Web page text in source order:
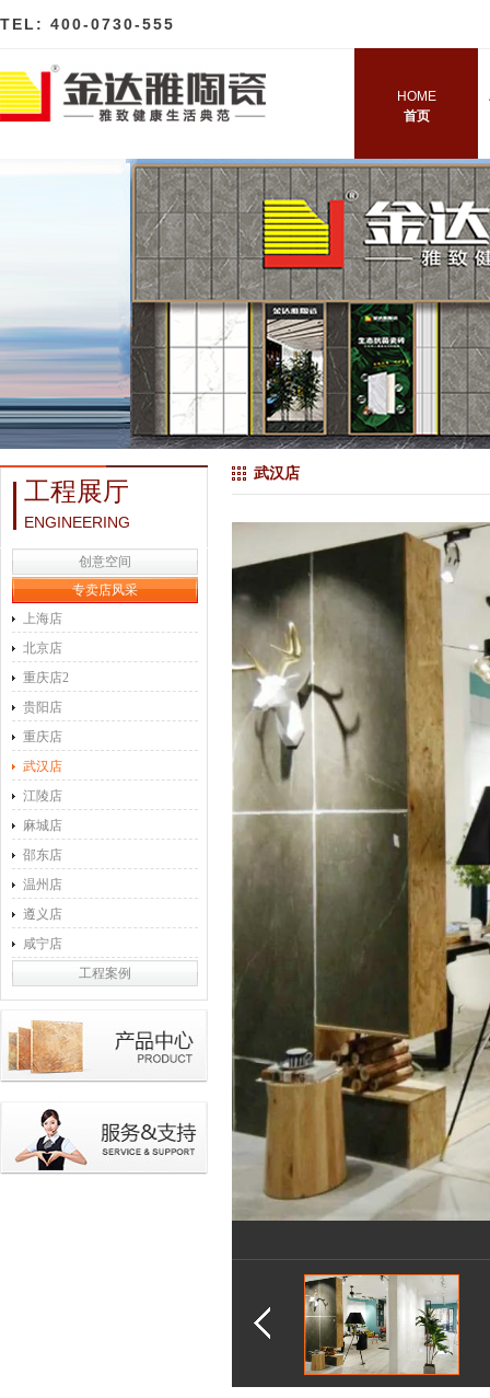
TEL: 400-0730-555
HOME
首页
工程展厅
ENGINEERING
创意空间
专卖店风采
上海店
北京店
重庆店2
贵阳店
重庆店
武汉店
江陵店
麻城店
邵东店
温州店
遵义店
咸宁店
工程案例
武汉店